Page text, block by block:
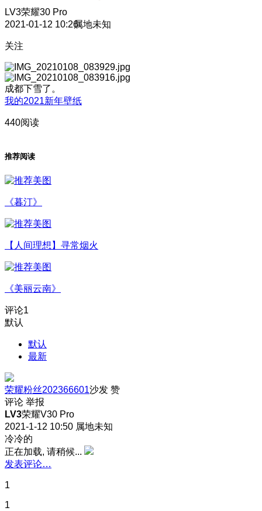
LV3荣耀30 Pro
2021-01-12 10:26属地未知
关注
成都下雪了。
我的2021新年壁纸
440阅读
推荐阅读
《暮汀》
【人间理想】寻常烟火
《美丽云南》
评论1
默认
默认
最新
荣耀粉丝202366601沙发 赞
评论 举报
LV3荣耀V30 Pro
2021-1-12 10:50 属地未知
冷冷的
正在加载, 请稍候...
发表评论…
1
1